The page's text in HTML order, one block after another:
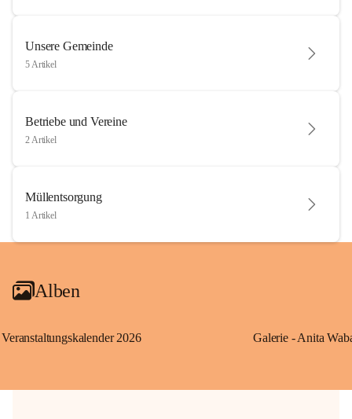
Unsere Gemeinde
5 Artikel
Betriebe und Vereine
2 Artikel
Müllentsorgung
1 Artikel
Alben
Veranstaltungskalender 2026 Galerie - Anita